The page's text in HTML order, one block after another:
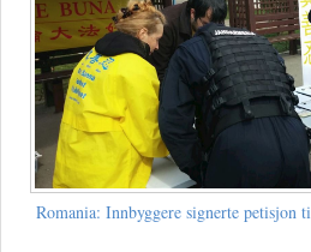
Romania: Innbyggere signerte petisjon